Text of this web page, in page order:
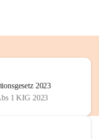
2023
1 KIG 2023